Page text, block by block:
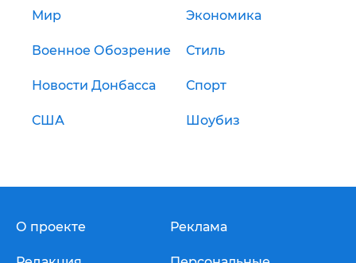
Мир Экономика
Военное Обозрение Стиль
Новости Донбасса Спорт
США Шоубиз
О проекте Реклама